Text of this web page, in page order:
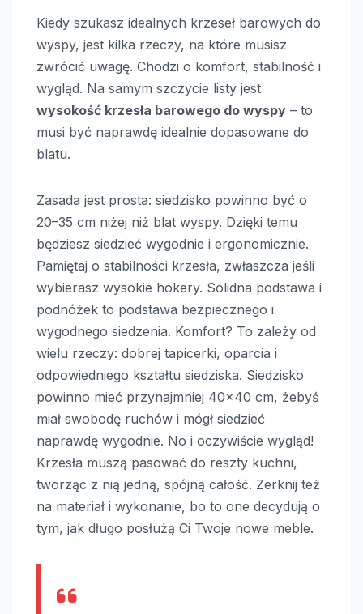
Kiedy szukasz idealnych krzeseł barowych do
wyspy, jest kilka rzeczy, na które musisz
zwrócić uwagę. Chodzi o komfort, stabilność i
wygląd. Na samym szczycie listy jest
wysokość krzesła barowego do wyspy – to
musi być naprawdę idealnie dopasowane do
blatu.
Zasada jest prosta: siedzisko powinno być o
20–35 cm niżej niż blat wyspy. Dzięki temu
będziesz siedzieć wygodnie i ergonomicznie.
Pamiętaj o stabilności krzesła, zwłaszcza jeśli
wybierasz wysokie hokery. Solidna podstawa i
podnóżek to podstawa bezpiecznego i
wygodnego siedzenia. Komfort? To zależy od
wielu rzeczy: dobrej tapicerki, oparcia i
odpowiedniego kształtu siedziska. Siedzisko
powinno mieć przynajmniej 40×40 cm, żebyś
miał swobodę ruchów i mógł siedzieć
naprawdę wygodnie. No i oczywiście wygląd!
Krzesła muszą pasować do reszty kuchni,
tworząc z nią jedną, spójną całość. Zerknij też
na materiał i wykonanie, bo to one decydują o
tym, jak długo posłużą Ci Twoje nowe meble.